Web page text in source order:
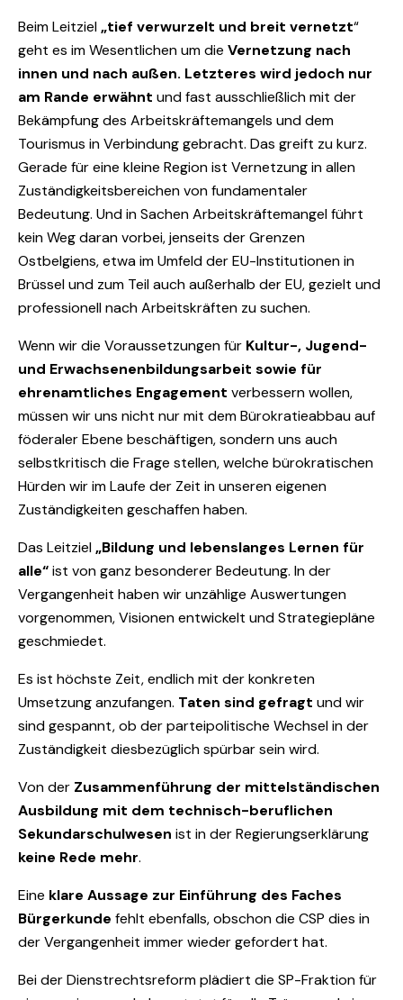
Beim Leitziel„tief verwurzelt und breit vernetzt“
geht es im Wesentlichen um die Vernetzung nach
innen und nach außen. Letzteres wird jedoch nur
am Rande erwähnt und fast ausschließlich mit der
Bekämpfung des Arbeitskräftemangels und dem
Tourismus in Verbindung gebracht. Das greift zu kurz.
Gerade für eine kleine Region ist Vernetzung in allen
Zuständigkeitsbereichen von fundamentaler
Bedeutung. Und in Sachen Arbeitskräftemangel führt
kein Weg daran vorbei, jenseits der Grenzen
Ostbelgiens, etwa im Umfeld der EU-Institutionen in
Brüssel und zum Teil auch außerhalb der EU, gezielt und
professionell nach Arbeitskräften zu suchen.
Wenn wir die Voraussetzungen für Kultur-, Jugend-
und Erwachsenenbildungsarbeit sowie für
ehrenamtliches Engagement verbessern wollen,
müssen wir uns nicht nur mit dem Bürokratieabbau auf
föderaler Ebene beschäftigen, sondern uns auch
selbstkritisch die Frage stellen, welche bürokratischen
Hürden wir im Laufe der Zeit in unseren eigenen
Zuständigkeiten geschaffen haben.
Das Leitziel„Bildung und lebenslanges Lernen für
alle“ist von ganz besonderer Bedeutung. In der
Vergangenheit haben wir unzählige Auswertungen
vorgenommen, Visionen entwickelt und Strategiepläne
geschmiedet.
Es ist höchste Zeit, endlich mit der konkreten
Umsetzung anzufangen. Taten sind gefragt und wir
sind gespannt, ob der parteipolitische Wechsel in der
Zuständigkeit diesbezüglich spürbar sein wird.
Von der Zusammenführung der mittelständischen
Ausbildung mit dem technisch-beruflichen
Sekundarschulwesen ist in der Regierungserklärung
keine Rede mehr.
Eine klare Aussage zur Einführung des Faches
Bürgerkunde fehlt ebenfalls, obschon die CSP dies in
der Vergangenheit immer wieder gefordert hat.
Bei der Dienstrechtsreform plädiert die SP-Fraktion für